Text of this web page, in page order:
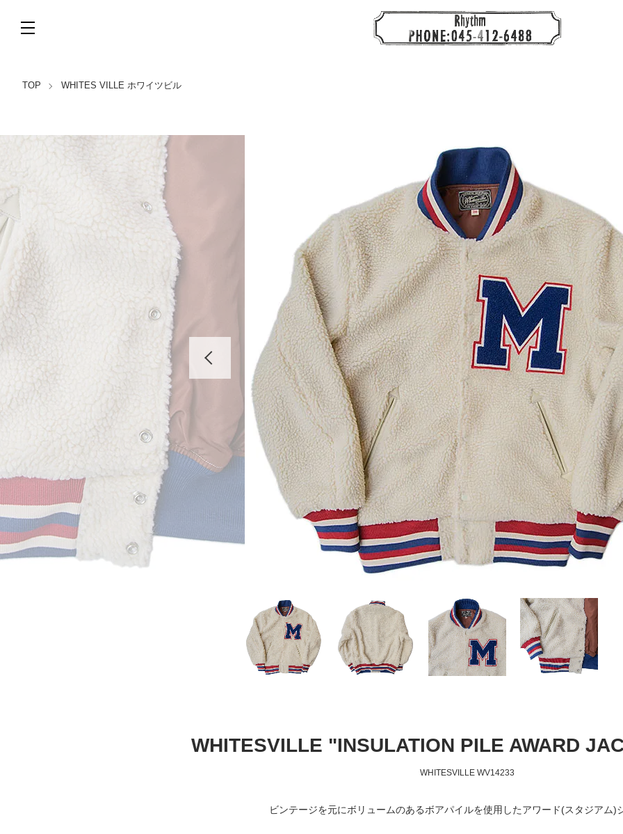
TOP WHITES VILLE ホワイツビル
WHITESVILLE "INSULATION PILE AWARD
WHITESVILLE WV14233
ビンテージを元にボリュームのあるボアパイルを使用したアワード(スタジアム)